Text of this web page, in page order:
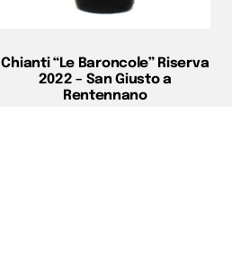
Chianti “Le Baroncole” Riserva
2022 – San Giusto a
Rentennano